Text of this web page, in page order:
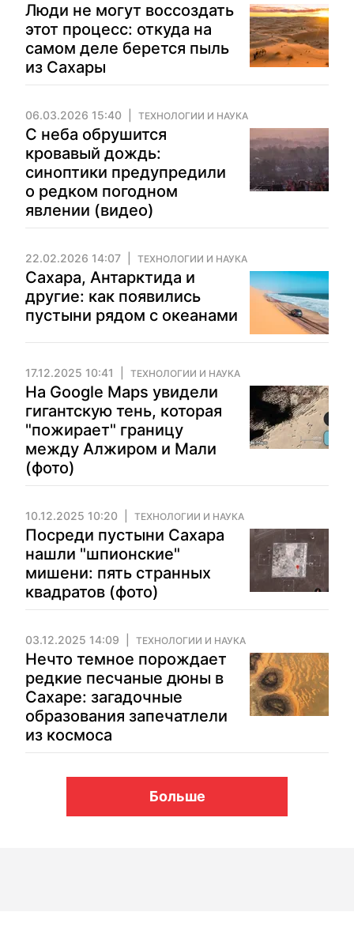
Люди не могут воссоздать
этот процесс: откуда на
самом деле берется пыль
из Сахары
06.03.2026 15:40 ТЕХНОЛОГИИ И НАУКА
С неба обрушится
кровавый дождь:
синоптики предупредили
о редком погодном
явлении (видео)
22.02.2026 14:07 ТЕХНОЛОГИИ И НАУКА
Сахара, Антарктида и
другие: как появились
пустыни рядом с океанами
17.12.2025 10:41 ТЕХНОЛОГИИ И НАУКА
На Google Maps увидели
гигантскую тень, которая
"пожирает" границу
между Алжиром и Мали
(фото)
10.12.2025 10:20 ТЕХНОЛОГИИ И НАУКА
Посреди пустыни Сахара
нашли "шпионские"
мишени: пять странных
квадратов (фото)
03.12.2025 14:09 ТЕХНОЛОГИИ И НАУКА
Нечто темное порождает
редкие песчаные дюны в
Сахаре: загадочные
образования запечатлели
из космоса
Больше